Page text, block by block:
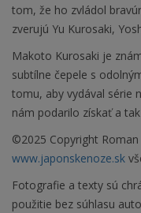
tom, že ho zvládol
zverujú Yu Kurosaki,
Makoto Kurosaki je
subtílne čepele s
tomu, aby vydával série
nám podarilo získať a
©2025 Copyright
www.japonskenoze.sk
Fotografie a texty sú
použitie bez súhlasu